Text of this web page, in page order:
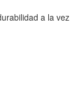
a la vez